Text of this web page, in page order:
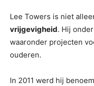
Lee Towers is niet
vrijgevigheid. Hij
waaronder projecten
ouderen.
In 2011 werd hij